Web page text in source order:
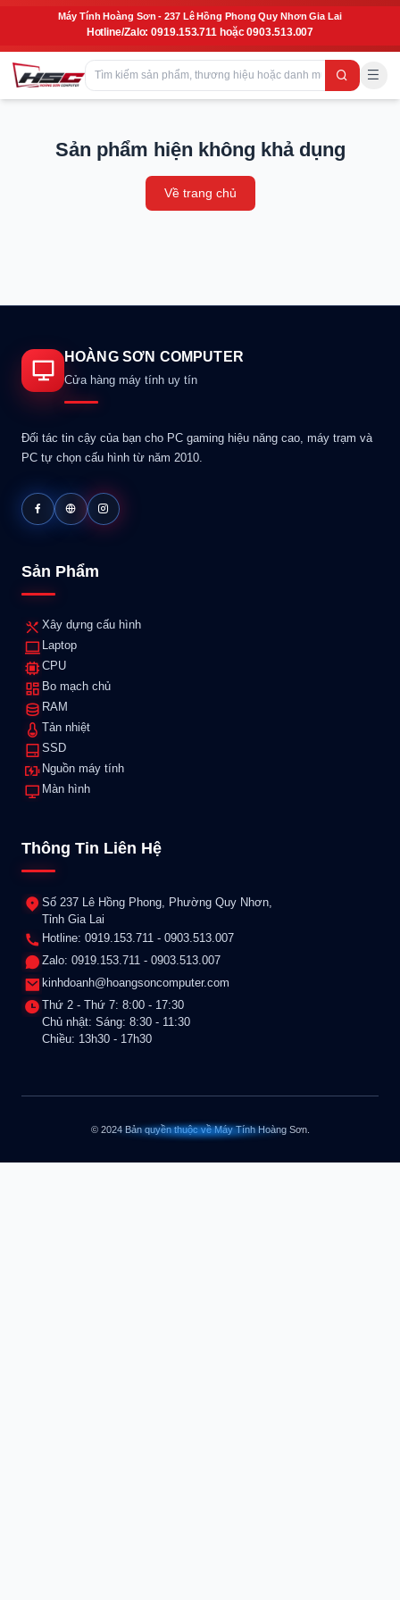
Máy Tính Hoàng Sơn - 237 Lê Hồng Phong Quy Nhơn Gia Lai
Hotline/Zalo: 0919.153.711 hoặc 0903.513.007
Sản phẩm hiện không khả dụng
Về trang chủ
HOÀNG SƠN COMPUTER
Cửa hàng máy tính uy tín
Đối tác tin cậy của bạn cho PC gaming hiệu năng cao, máy trạm và
PC tự chọn cấu hình từ năm 2010.
Sản Phẩm
Xây dựng cấu hình
Laptop
CPU
Bo mạch chủ
RAM
Tản nhiệt
SSD
Nguồn máy tính
Màn hình
Thông Tin Liên Hệ
Số 237 Lê Hồng Phong, Phường Quy Nhơn,
Tỉnh Gia Lai
Hotline: 0919.153.711 - 0903.513.007
Zalo: 0919.153.711 - 0903.513.007
kinhdoanh@hoangsoncomputer.com
Thứ 2 - Thứ 7: 8:00 - 17:30
Chủ nhật: Sáng: 8:30 - 11:30
Chiều: 13h30 - 17h30
© 2024 Bản quyền thuộc về Máy Tính Hoàng Sơn.